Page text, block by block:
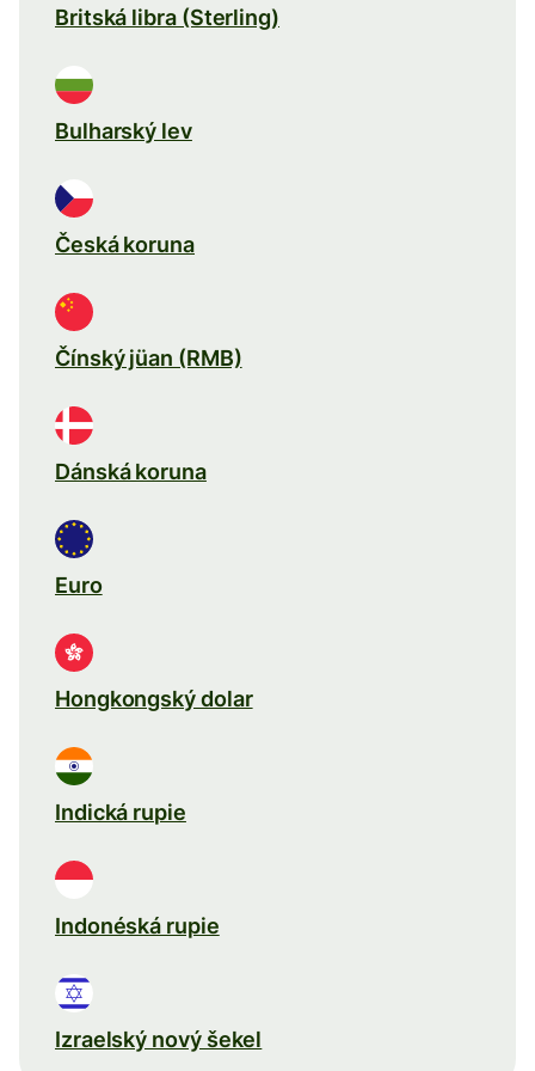
Britská libra (Sterling)
Bulharský lev
Česká koruna
Čínský jüan (RMB)
Dánská koruna
Euro
Hongkongský dolar
Indická rupie
Indonéská rupie
Izraelský nový šekel